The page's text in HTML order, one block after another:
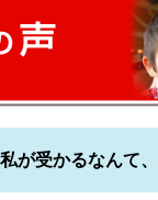
定看護師 東海大
大学３年次学士
が受かるなんて